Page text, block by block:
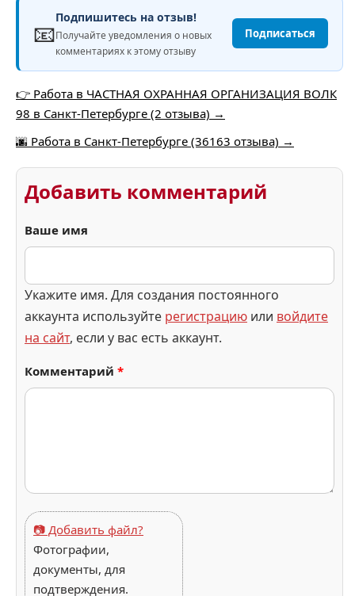
📧
Подпишитесь на отзыв!
Получайте уведомления о новых
комментариях к этому отзыву
Подписаться
👉 Работа в ЧАСТНАЯ ОХРАННАЯ ОРГАНИЗАЦИЯ ВОЛК
98 в Санкт-Петербурге (2 отзыва) →
🌆 Работа в Санкт-Петербурге (36163 отзыва) →
Добавить комментарий
Ваше имя
Укажите имя. Для создания постоянного
аккаунта используйте регистрацию или войдите
на сайт, если у вас есть аккаунт.
Комментарий *
📷 Добавить файл?
Фотографии,
документы, для
подтверждения.